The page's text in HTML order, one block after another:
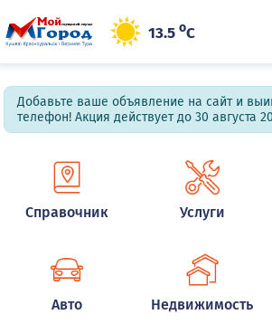
13.5oC
Добавьте ваше объявление на сайт и
телефон! Акция действует до 30 августа
Справочник Услуги
Авто Недвижимость